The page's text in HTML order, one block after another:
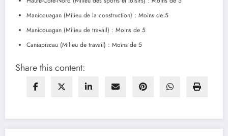
Manicouagan (Milieu de la construction) : Moins de 5
Manicouagan (Milieu de travail) : Moins de 5
Caniapiscau (Milieu de travail) : Moins de 5
Share this content: